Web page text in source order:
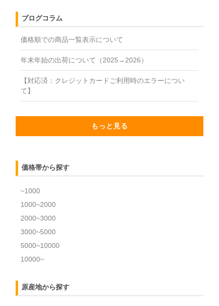
ブログコラム
価格順での商品一覧表示について
年末年始の出荷について（2025→2026）
【対応済：クレジットカードご利用時のエラーについ
て】
もっと見る
価格帯から探す
~1000
1000~2000
2000~3000
3000~5000
5000~10000
10000~
原産地から探す